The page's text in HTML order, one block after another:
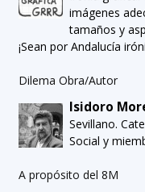
imágenes
tamaños y
¡Sean por Andalucía
Dilema Obra/Autor
Isidoro
Sevillano.
Social y
A propósito del 8M